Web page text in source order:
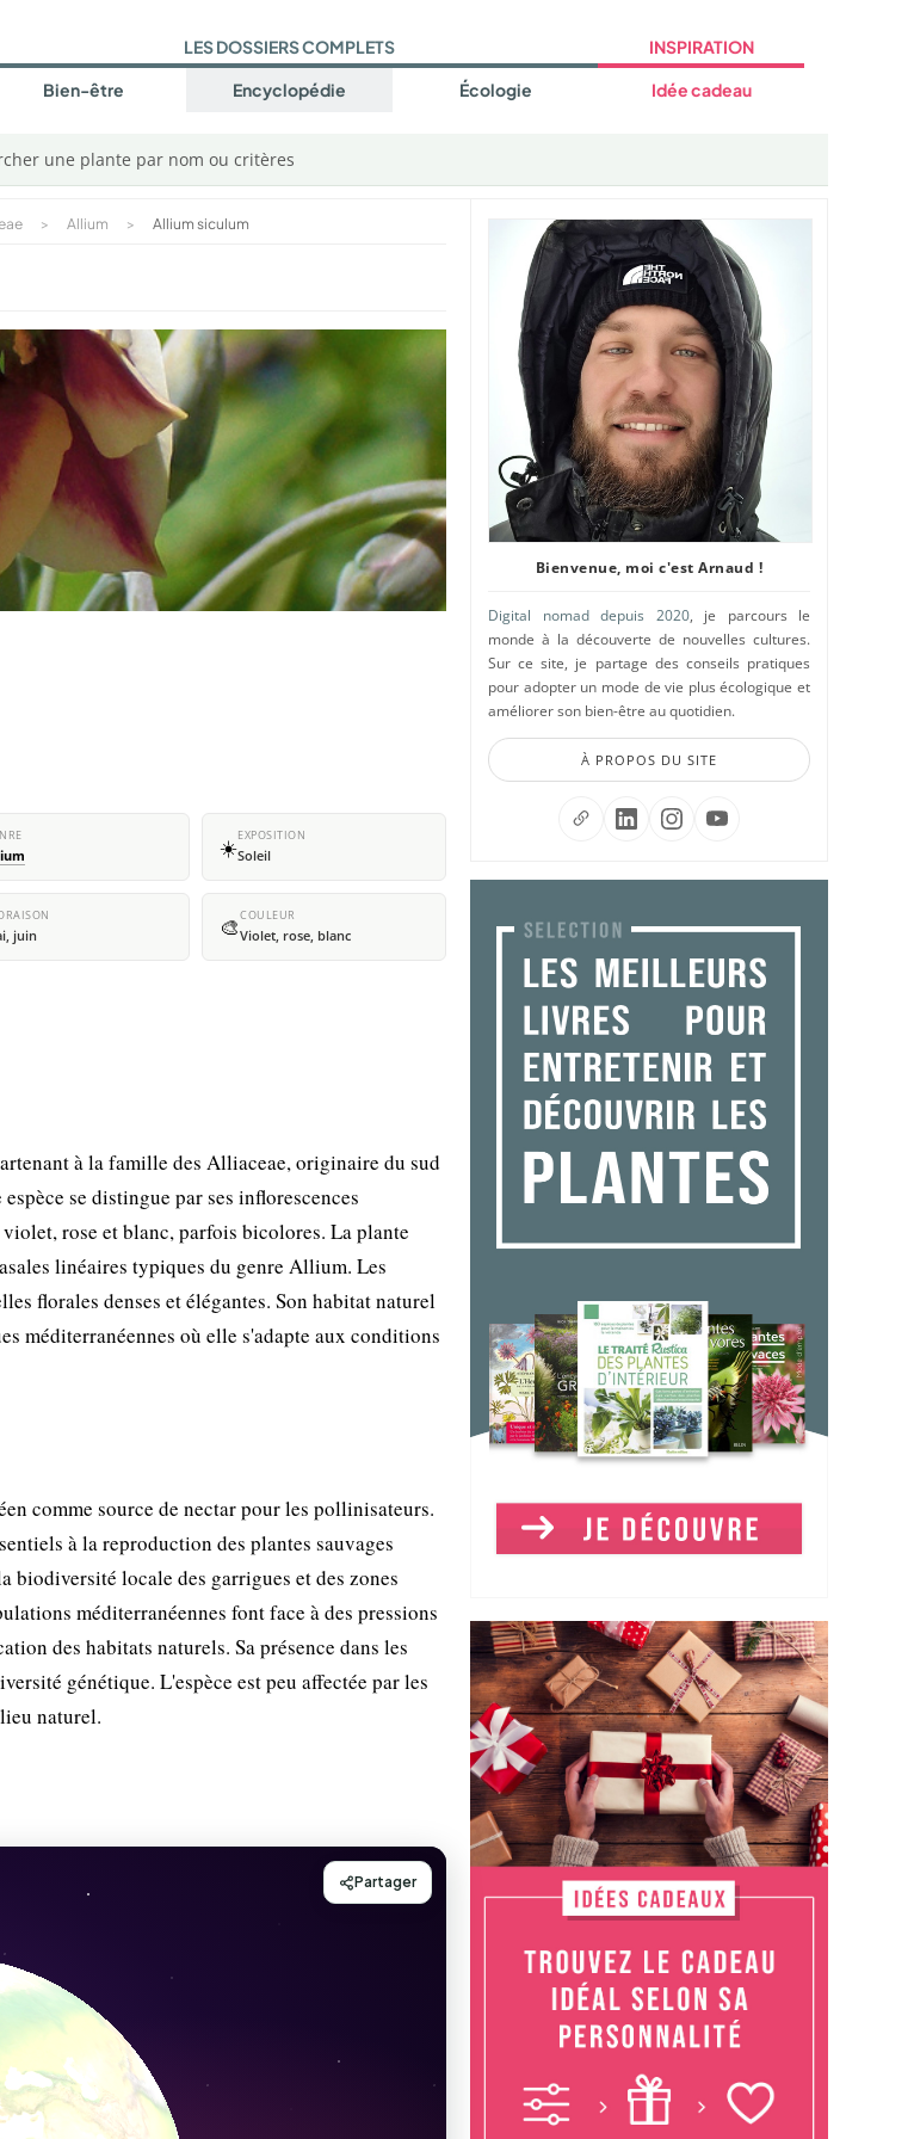
LES DOSSIERS COMPLETS
Bien-être Encyclopédie Écologie
INSPIRATION
Idée cadeau
une plante par nom ou critères
> Allium > Allium siculum
☀️EXPOSITION
Soleil
juin 🎨COULEUR
Violet, rose, blanc
à la famille des Alliaceae, originaire du sud
se distingue par ses inflorescences
rose et blanc, parfois bicolores. La plante
linéaires typiques du genre Allium. Les
florales denses et élégantes. Son habitat naturel
méditerranéennes où elle s'adapte aux conditions
comme source de nectar pour les pollinisateurs.
à la reproduction des plantes sauvages
biodiversité locale des garrigues et des zones
méditerranéennes font face à des pressions
des habitats naturels. Sa présence dans les
génétique. L'espèce est peu affectée par les
naturel.
Bienvenue, moi c'est Arnaud !
Digital nomad depuis 2020, je parcours le
monde à la découverte de nouvelles cultures.
Sur ce site, je partage des conseils pratiques
pour adopter un mode de vie plus écologique et
améliorer son bien-être au quotidien.
À PROPOS DU SITE